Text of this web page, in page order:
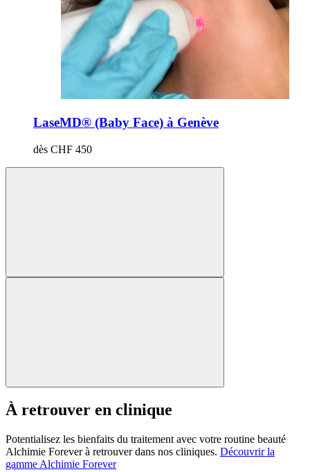
LaseMD® (Baby Face) à Genève
dès CHF 450
À retrouver en clinique
Potentialisez les bienfaits du traitement avec votre routine beauté
Alchimie Forever à retrouver dans nos cliniques. Découvrir la
gamme Alchimie Forever